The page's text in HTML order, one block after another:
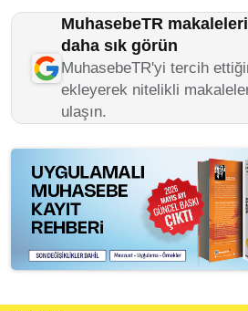
MuhasebeTR
daha sık görün
MuhasebeTR'yi tercih
ekleyerek nitelikli
ulaşın.